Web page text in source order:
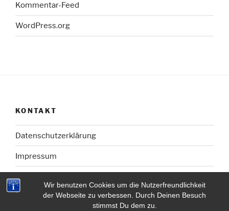
Wir benutzen Cookies um die Nutzerfreundlichkeit
der Webseite zu verbessen. Durch Deinen Besuch
stimmst Du dem zu.
Kommentar-Feed
WordPress.org
KONTAKT
Datenschutzerklärung
Impressum